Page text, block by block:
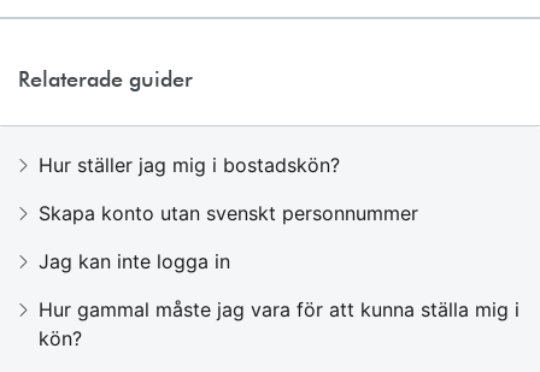
Relaterade guider
Hur ställer jag mig i bostadskön?
Skapa konto utan svenskt personnummer
Jag kan inte logga in
Hur gammal måste jag vara för att kunna ställa mig i
kön?